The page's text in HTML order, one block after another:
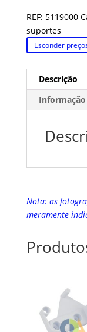
REF: 5119000
suportes
Esconder
Descrição
Nota: as
meramente